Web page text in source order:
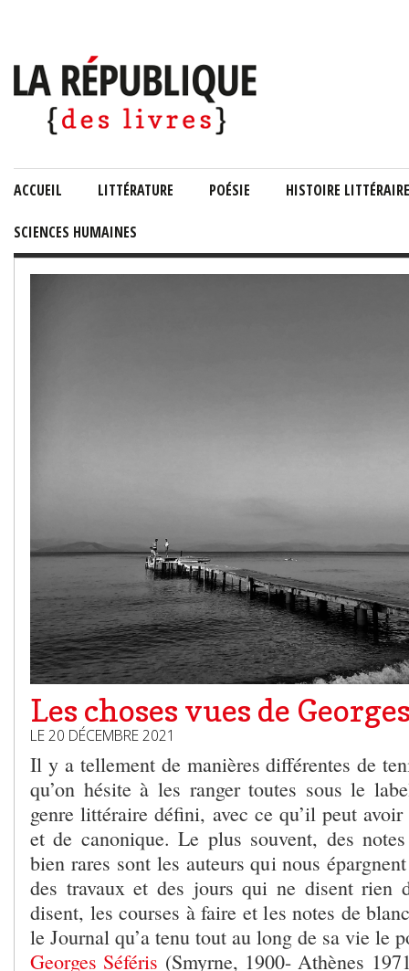
ACCUEIL LITTÉRATURE POÉSIE HISTOIRE LITTÉRAIRE
SCIENCES HUMAINES
Les choses vues de
LE 20 DÉCEMBRE 2021
Il y a tellement de manières différentes de
qu’on hésite à les ranger toutes sous le
genre littéraire défini, avec ce qu’il peut
et de canonique. Le plus souvent, des
bien rares sont les auteurs qui nous
des travaux et des jours qui ne disent rien
disent, les courses à faire et les notes de
le Journal qu’a tenu tout au long de sa vie le
Georges Séféris (Smyrne, 1900- Athènes